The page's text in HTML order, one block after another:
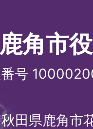
鹿角市
号
田県鹿角市